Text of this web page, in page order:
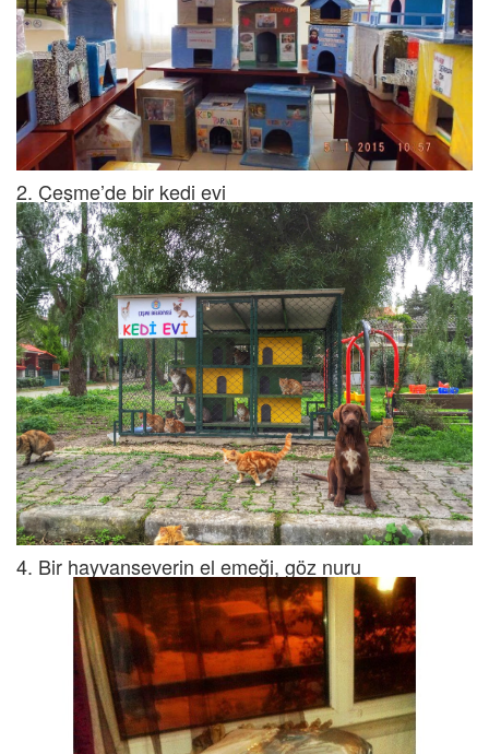
2. Çeşme’de bir kedi evi
4. Bir hayvanseverin el emeği, göz nuru